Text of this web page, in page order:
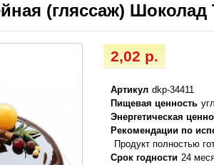
(гляссаж) Шоколад
2,02 р.
Артикул dkp-34411
Пищевая ценность
Энергетическая
Рекомендации по
Продукт полностью
Срок годности 24